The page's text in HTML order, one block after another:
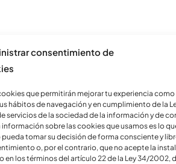
consentimiento de
que permitirán mejorar tu experiencia como
hábitos de navegación y en cumplimiento de la
servicios de la sociedad de la información y de
sobre las cookies que usamos es lo
tomar su decisión de forma consciente y
o, por el contrario, que no acepte la
los términos del artículo 22 de la Ley 34/2002,